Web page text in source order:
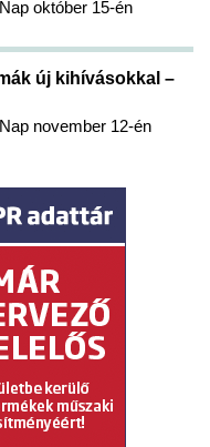
október 15-én
új kihívásokkal –
november 12-én